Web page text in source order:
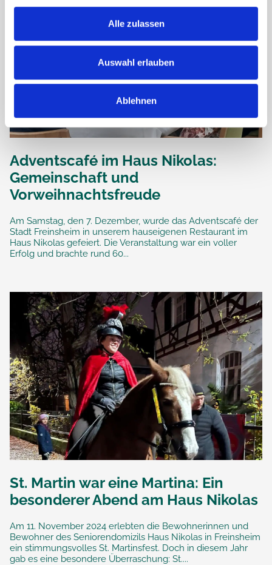
Alle zulassen
Auswahl erlauben
Ablehnen
Adventscafé im Haus Nikolas:
Gemeinschaft und
Vorweihnachtsfreude
Am Samstag, den 7. Dezember, wurde das Adventscafé der
Stadt Freinsheim in unserem hauseigenen Restaurant im
Haus Nikolas gefeiert. Die Veranstaltung war ein voller
Erfolg und brachte rund 60...
St. Martin war eine Martina: Ein
besonderer Abend am Haus Nikolas
Am 11. November 2024 erlebten die Bewohnerinnen und
Bewohner des Seniorendomizils Haus Nikolas in Freinsheim
ein stimmungsvolles St. Martinsfest. Doch in diesem Jahr
gab es eine besondere Überraschung: St....